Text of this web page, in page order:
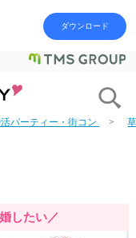
ダウンロード
パーティー・街コン
したい／